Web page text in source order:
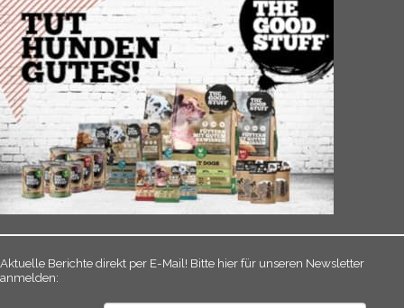
Aktuelle Berichte direkt per E-Mail! Bitte hier für unseren Newsletter
anmelden: